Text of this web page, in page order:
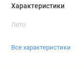
Характеристики
Лето
Все характеристики